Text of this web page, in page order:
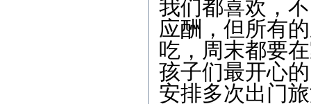
我们都喜欢，
应酬，但所有
吃，周末都要
孩子们最开心
安排多次出门